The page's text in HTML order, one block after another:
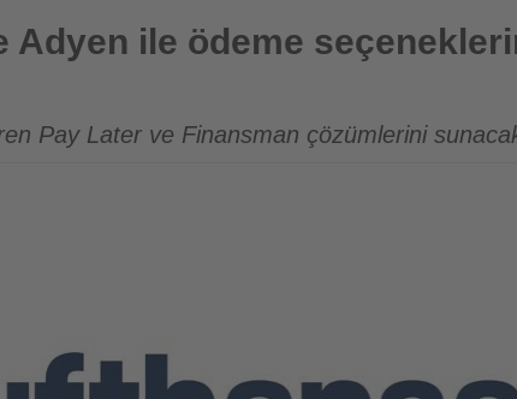
genişletiyor
Adyen ile ödeme
Pay Later ve Finansman çözümlerini